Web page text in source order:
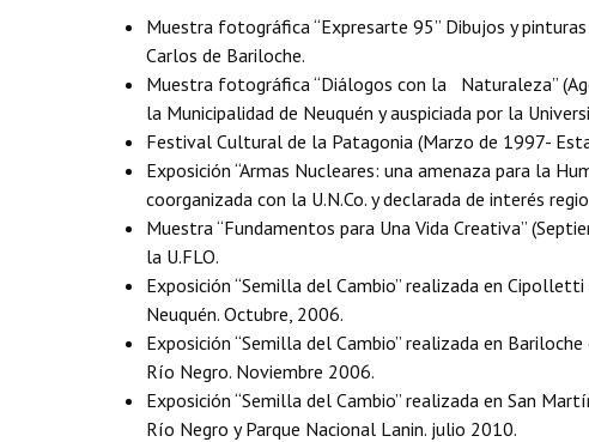
Muestra fotográfica “Expresarte 95” Dibujos y
Carlos de Bariloche.
Muestra fotográfica “Diálogos con la Naturaleza”
la Municipalidad de Neuquén y auspiciada por la
Festival Cultural de la Patagonia (Marzo de 1997-
Exposición “Armas Nucleares: una amenaza para la
coorganizada con la U.N.Co. y declarada de interés
Muestra “Fundamentos para Una Vida Creativa”
la U.FLO.
Exposición “Semilla del Cambio” realizada en
Neuquén. Octubre, 2006.
Exposición “Semilla del Cambio” realizada en
Río Negro. Noviembre 2006.
Exposición “Semilla del Cambio” realizada en San
Río Negro y Parque Nacional Lanin. julio 2010.